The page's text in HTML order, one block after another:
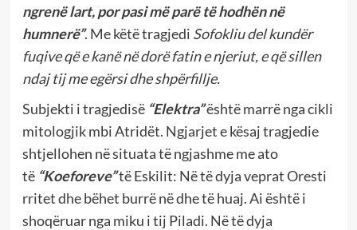
ngrenë lart, por pasi më parë të hodhën në
humnerë”. Me këtë tragjedi Sofokliu del kundër
fuqive që e kanë në dorë fatin e njeriut, e që sillen
ndaj tij me egërsi dhe shpërfillje.
Subjekti i tragjedisë “Elektra”është marrë nga cikli
mitologjik mbi Atridët. Ngjarjet e kësaj tragjedie
shtjellohen në situata të ngjashme me ato
të “Koeforeve”të Eskilit: Në të dyja veprat Oresti
rritet dhe bëhet burrë në dhe të huaj. Ai është i
shoqëruar nga miku i tij Piladi. Në të dyja